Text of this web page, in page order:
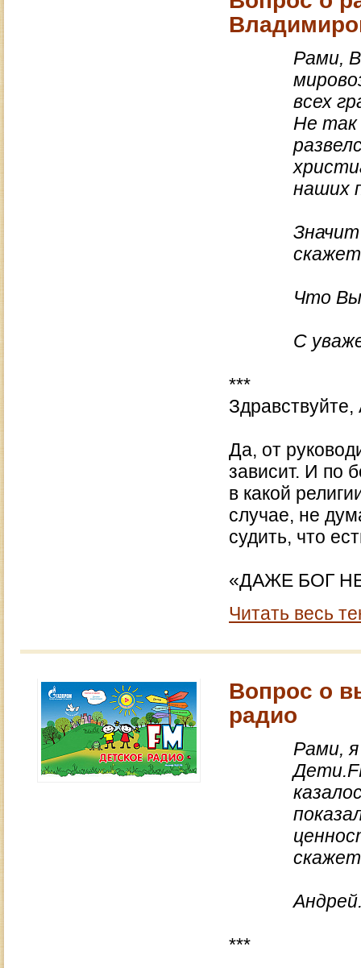
Рами,
всех
Не так
наших
Что Вы
С
***
Здравствуйте,
Да, от
зависит. И по
в какой
случае, не
судить, что
«ДАЖЕ БОГ
Читать весь
Вопрос о
радио
Рами,
***